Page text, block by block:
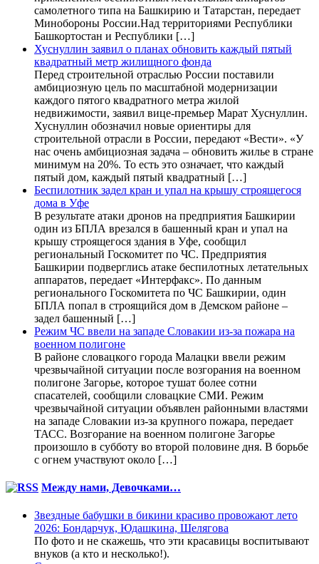
самолетного типа на Башкирию и Татарстан, передает
Минобороны России.Над территориями Республики
Башкортостан и Республики […]
Хуснуллин заявил о планах обновить каждый пятый
квадратный метр жилищного фонда
Перед строительной отраслью России поставили
амбициозную цель по масштабной модернизации
каждого пятого квадратного метра жилой
недвижимости, заявил вице-премьер Марат Хуснуллин.
Хуснуллин обозначил новые ориентиры для
строительной отрасли в России, передают «Вести». «У
нас очень амбициозная задача – обновить жилье в стране
минимум на 20%. То есть это означает, что каждый
пятый дом, каждый пятый квадратный […]
Беспилотник задел кран и упал на крышу строящегося
дома в Уфе
В результате атаки дронов на предприятия Башкирии
один из БПЛА врезался в башенный кран и упал на
крышу строящегося здания в Уфе, сообщил
региональный Госкомитет по ЧС. Предприятия
Башкирии подверглись атаке беспилотных летательных
аппаратов, передает «Интерфакс». По данным
регионального Госкомитета по ЧС Башкирии, один
БПЛА попал в строящийся дом в Демском районе –
задел башенный […]
Режим ЧС ввели на западе Словакии из-за пожара на
военном полигоне
В районе словацкого города Малацки ввели режим
чрезвычайной ситуации после возгорания на военном
полигоне Загорье, которое тушат более сотни
спасателей, сообщили словацкие СМИ. Режим
чрезвычайной ситуации объявлен районными властями
на западе Словакии из-за крупного пожара, передает
ТАСС. Возгорание на военном полигоне Загорье
произошло в субботу во второй половине дня. В борьбе
с огнем участвуют около […]
Между нами, Девочками…
Звездные бабушки в бикини красиво провожают лето
2026: Бондарчук, Юдашкина, Шелягова
По фото и не скажешь, что эти красавицы воспитывают
внуков (а кто и несколько!).